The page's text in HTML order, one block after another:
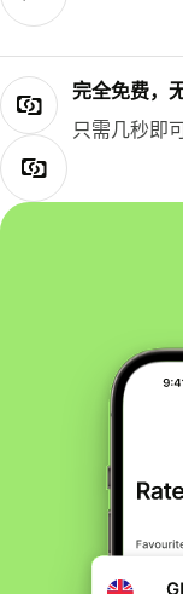
完全免费，
只需几秒即